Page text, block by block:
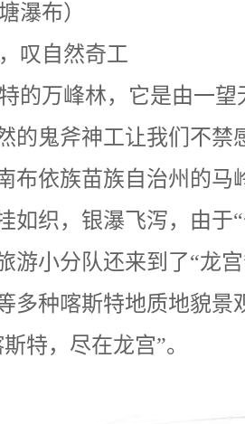
瀑布）
叹自然奇工
的万峰林，它是由一
的鬼斧神工让我们不禁
布依族苗族自治州的
如织，银瀑飞泻，由于
游小分队还来到了“龙
多种喀斯特地质地貌
特，尽在龙宫”。